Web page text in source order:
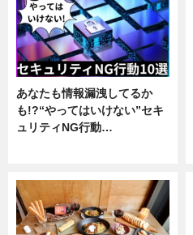
あなたも情報漏洩してるか
も!?“やってはいけない”セキ
ュリティNG行動…